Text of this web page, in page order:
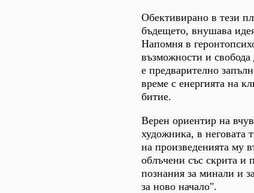
Обективирано в тези
бъдещето, внушава
Напомня в
възможности и
е предварително
време с енергията на
битие.
Верен ориентир на
художника, в неговата
на произведенията му
облъчени със скрита и
познания за минали и
за ново начало".